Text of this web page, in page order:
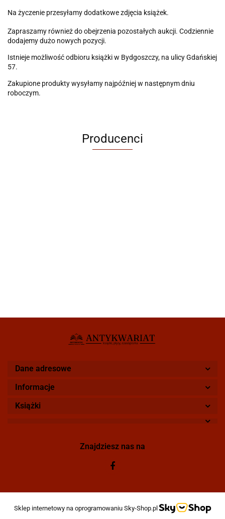
Na życzenie przesyłamy dodatkowe zdjęcia książek.
Zapraszamy również do obejrzenia pozostałych aukcji. Codziennie
dodajemy dużo nowych pozycji.
Istnieje możliwość odbioru książki w Bydgoszczy, na ulicy Gdańskiej
57.
Zakupione produkty wysyłamy najpóźniej w następnym dniu
roboczym.
Producenci
Dane adresowe
Informacje
Książki
Znajdziesz nas na
Sklep internetowy na oprogramowaniu Sky-Shop.pl